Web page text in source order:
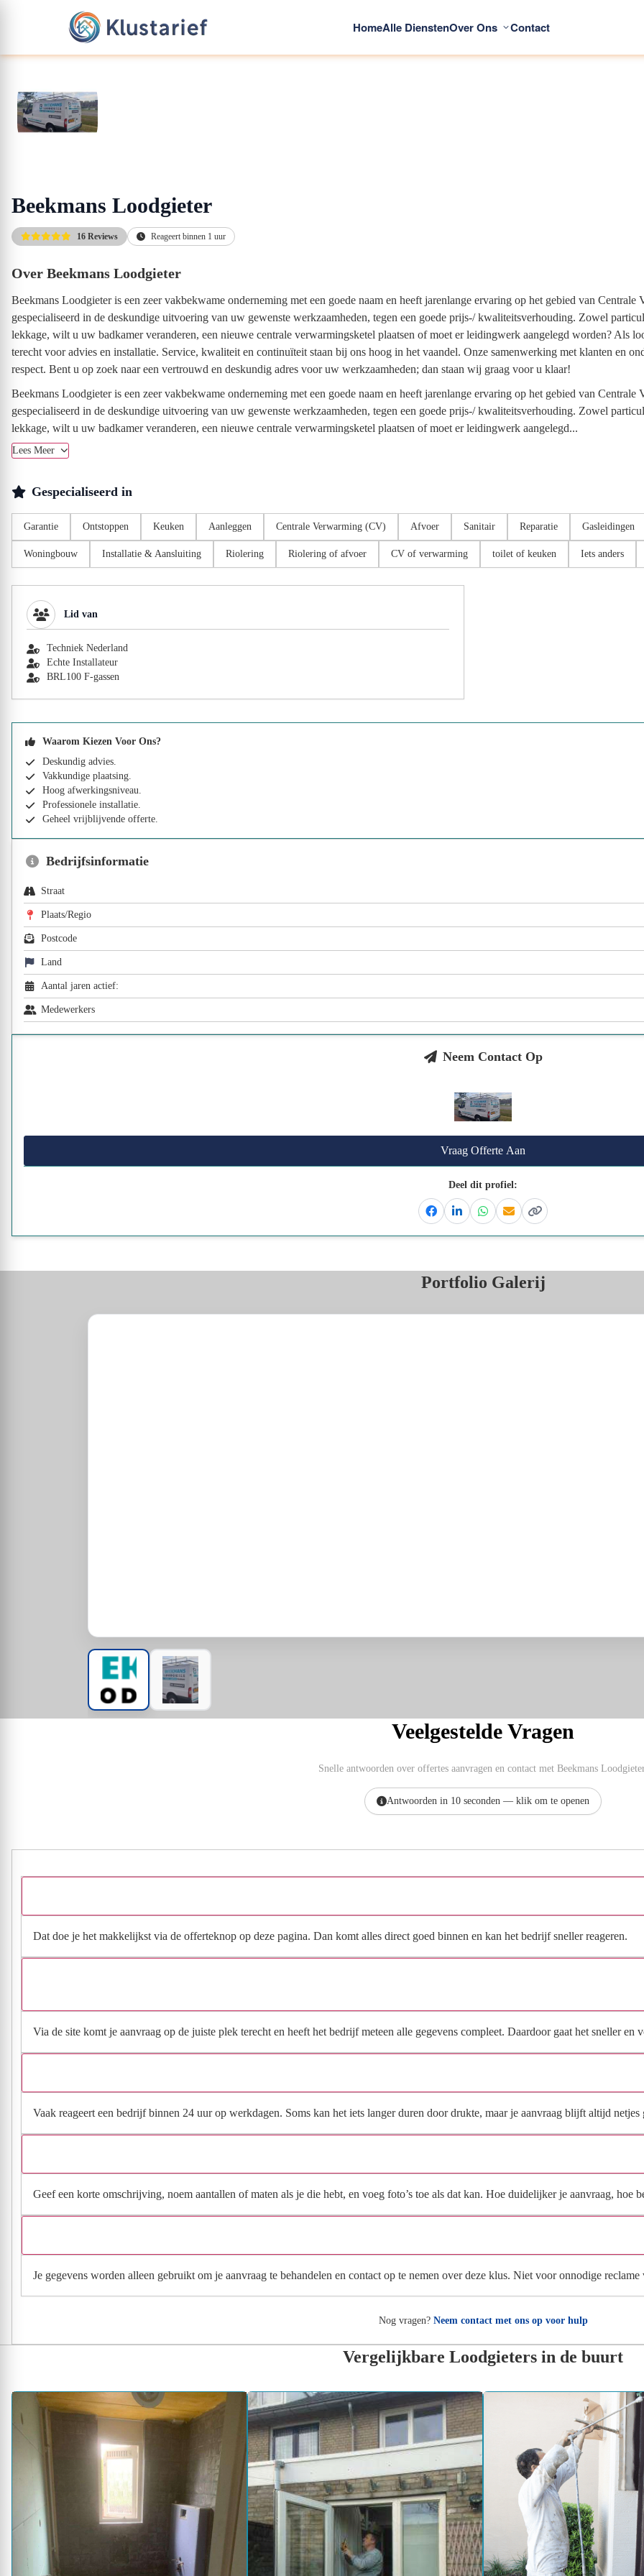
HomeAlle DienstenOver Ons Contact
Beekmans Loodgieter
16 Reviews Reageert binnen 1 uur
Over Beekmans Loodgieter
Beekmans Loodgieter is een zeer vakbekwame onderneming met een goede naam en heeft jarenlange ervaring op het gebied van
gespecialiseerd in de deskundige uitvoering van uw gewenste werkzaamheden, tegen een goede prijs-/ kwaliteitsverhouding. Zowel
lekkage, wilt u uw badkamer veranderen, een nieuwe centrale verwarmingsketel plaatsen of moet er leidingwerk aangelegd worden? Als
terecht voor advies en installatie. Service, kwaliteit en continuïteit staan bij ons hoog in het vaandel. Onze samenwerking met klanten en
respect. Bent u op zoek naar een vertrouwd en deskundig adres voor uw werkzaamheden; dan staan wij graag voor u klaar!
Beekmans Loodgieter is een zeer vakbekwame onderneming met een goede naam en heeft jarenlange ervaring op het gebied van
gespecialiseerd in de deskundige uitvoering van uw gewenste werkzaamheden, tegen een goede prijs-/ kwaliteitsverhouding. Zowel
lekkage, wilt u uw badkamer veranderen, een nieuwe centrale verwarmingsketel plaatsen of moet er leidingwerk aangelegd...
Lees Meer
Gespecialiseerd in
Garantie Ontstoppen Keuken Aanleggen Centrale Verwarming (CV) Afvoer Sanitair Reparatie Gasleidingen
Woningbouw Installatie & Aansluiting Riolering Riolering of afvoer CV of verwarming toilet of keuken Iets anders
Lid van
Techniek Nederland
Echte Installateur
BRL100 F-gassen
Waarom Kiezen Voor Ons?
Deskundig advies.
Vakkundige plaatsing.
Hoog afwerkingsniveau.
Professionele installatie.
Geheel vrijblijvende offerte.
Bedrijfsinformatie
Straat
Plaats/Regio
Postcode
Land
Aantal jaren actief:
Medewerkers
Neem Contact Op
Vraag Offerte Aan
Deel dit profiel:
FacebookLinkedinWhatsapp
EmailKopieer link
Portfolio Galerij
Veelgestelde Vragen
Snelle antwoorden over offertes aanvragen en contact met Beekmans
Antwoorden in 10 seconden — klik om te openen
Dat doe je het makkelijkst via de offerteknop op deze pagina. Dan komt alles direct goed binnen en kan het bedrijf sneller reageren.
Via de site komt je aanvraag op de juiste plek terecht en heeft het bedrijf meteen alle gegevens compleet. Daardoor gaat het sneller en
Vaak reageert een bedrijf binnen 24 uur op werkdagen. Soms kan het iets langer duren door drukte, maar je aanvraag blijft altijd netjes
Geef een korte omschrijving, noem aantallen of maten als je die hebt, en voeg foto’s toe als dat kan. Hoe duidelijker je aanvraag, hoe
Je gegevens worden alleen gebruikt om je aanvraag te behandelen en contact op te nemen over deze klus. Niet voor onnodige reclame
Nog vragen? Neem contact met ons op voor hulp
Vergelijkbare Loodgieters in de buurt